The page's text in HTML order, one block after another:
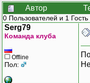
Автор
0 Пользователей и 1 Гость
Serg79
Команда клуба
Offline
Пол: